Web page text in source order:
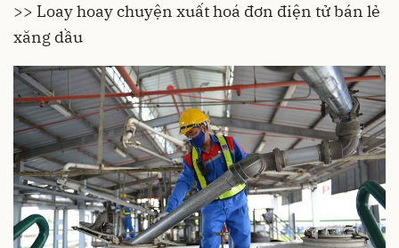
>> Loay hoay chuyện xuất hoá đơn điện tử bán lẻ
xăng dầu